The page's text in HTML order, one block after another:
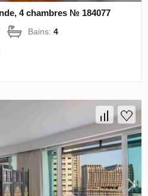
4 chambres № 184077
Bains:4